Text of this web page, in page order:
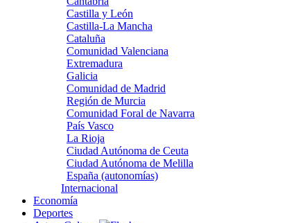
Castilla y León
Castilla-La Mancha
Cataluña
Comunidad Valenciana
Extremadura
Galicia
Comunidad de Madrid
Región de Murcia
Comunidad Foral de Navarra
País Vasco
La Rioja
Ciudad Autónoma de Ceuta
Ciudad Autónoma de Melilla
España (autonomías)
Internacional
Economía
Deportes